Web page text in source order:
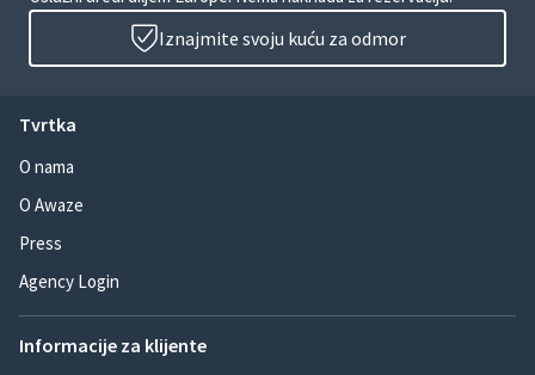
Iznajmite svoju kuću za odmor
Tvrtka
O nama
O Awaze
Press
Agency Login
Informacije za klijente